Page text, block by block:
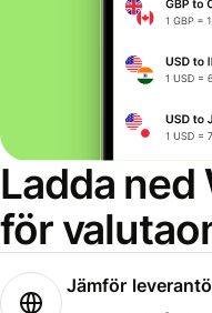
Ladda ned
för
Jämför